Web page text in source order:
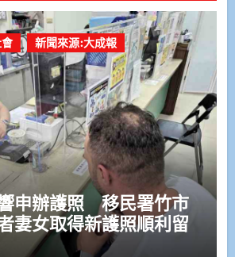
新聞來源:大成報
申辦護照 移民署竹市
妻女取得新護照順利留